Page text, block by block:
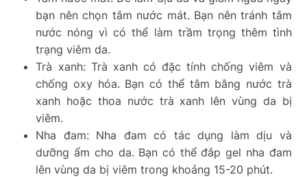
bạn nên chọn tắm nước mát. Bạn nên tránh tắm
nước nóng vì có thể làm trầm trọng thêm tình
trạng viêm da.
Trà xanh: Trà xanh có đặc tính chống viêm và
chống oxy hóa. Bạn có thể tắm bằng nước trà
xanh hoặc thoa nước trà xanh lên vùng da bị
viêm.
Nha đam: Nha đam có tác dụng làm dịu và
dưỡng ẩm cho da. Bạn có thể đắp gel nha đam
lên vùng da bị viêm trong khoảng 15-20 phút.